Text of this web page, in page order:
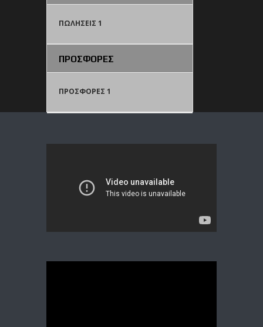
ΠΩΛΗΣΕΙΣ 1
ΠΡΟΣΦΟΡΕΣ
ΠΡΟΣΦΟΡΕΣ 1